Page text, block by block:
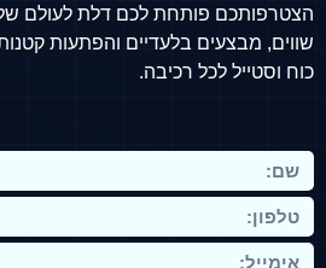
פותחת לכם דלת לעולם של עדכונים
בלעדיים והפתעות קטנות שיכניסו
לכל רכיבה.